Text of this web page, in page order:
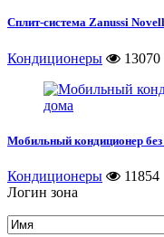
Сплит-система Zanussi
Кондиционеры 13070
Мобильный кондиционер
Кондиционеры
11854
Логин зона